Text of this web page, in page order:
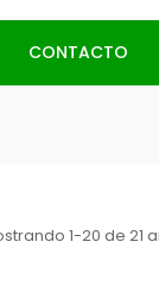
CONTACTO
1-20 de 21